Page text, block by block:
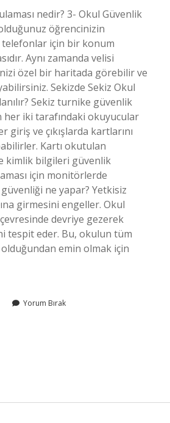
nedir? 3- Okul Güvenlik
öğrencinizin
telefonlar için bir konum
Aynı zamanda velisi
özel bir haritada görebilir ve
Sekizde Sekiz Okul
Sekiz turnike güvenlik
iki tarafındaki okuyucular
giriş ve çıkışlarda kartlarını
Kartı okutulan
kimlik bilgileri güvenlik
için monitörlerde
ne yapar? Yetkisiz
girmesini engeller. Okul
devriye gezerek
tespit eder. Bu, okulun tüm
emin olmak için
Yorum Bırak